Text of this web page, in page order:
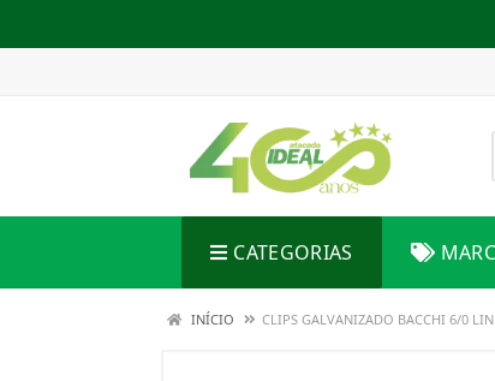
CATEGORIAS
INÍCIO CLIPS GALVANIZADO BACCHI 6/0